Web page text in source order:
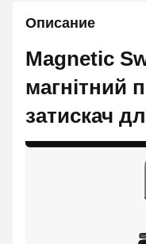
Описание
Magnetic
магнітний
затискач